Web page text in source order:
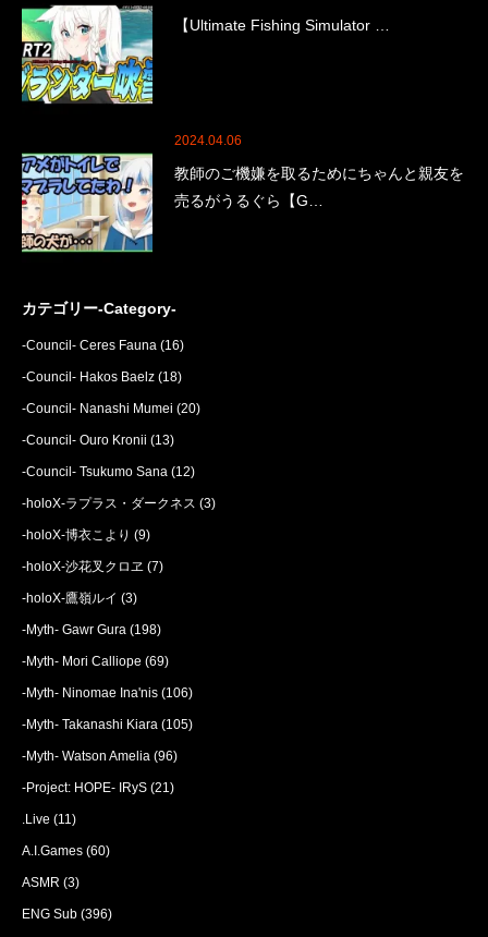
【Ultimate Fishing Simulator …
2024.04.06
教師のご機嫌を取るためにちゃんと親友を
売るがうるぐら【G…
カテゴリー-Category-
-Council- Ceres Fauna (16)
-Council- Hakos Baelz (18)
-Council- Nanashi Mumei (20)
-Council- Ouro Kronii (13)
-Council- Tsukumo Sana (12)
-holoX-ラプラス・ダークネス (3)
-holoX-博衣こより (9)
-holoX-沙花叉クロヱ (7)
-holoX-鷹嶺ルイ (3)
-Myth- Gawr Gura (198)
-Myth- Mori Calliope (69)
-Myth- Ninomae Ina'nis (106)
-Myth- Takanashi Kiara (105)
-Myth- Watson Amelia (96)
-Project: HOPE- IRyS (21)
.Live (11)
A.I.Games (60)
ASMR (3)
ENG Sub (396)